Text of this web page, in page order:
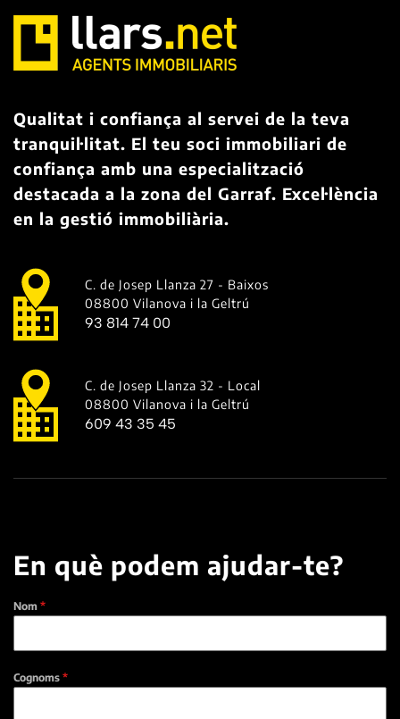
Qualitat i confiança al servei de la teva
tranquil·litat. El teu soci immobiliari de
confiança amb una especialització
destacada a la zona del Garraf. Excel·lència
en la gestió immobiliària.
C. de Josep Llanza 27 - Baixos
08800 Vilanova i la Geltrú
93 814 74 00
C. de Josep Llanza 32 - Local
08800 Vilanova i la Geltrú
609 43 35 45
En què podem ajudar-te?
Nom *
Cognoms *